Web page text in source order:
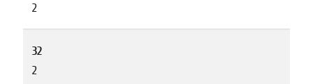
2
32
2